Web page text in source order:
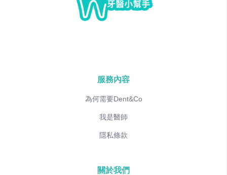
服務內容
為何需要Dent&Co
我是醫師
隱私條款
關於我們